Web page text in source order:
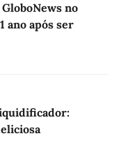
no
ano após ser